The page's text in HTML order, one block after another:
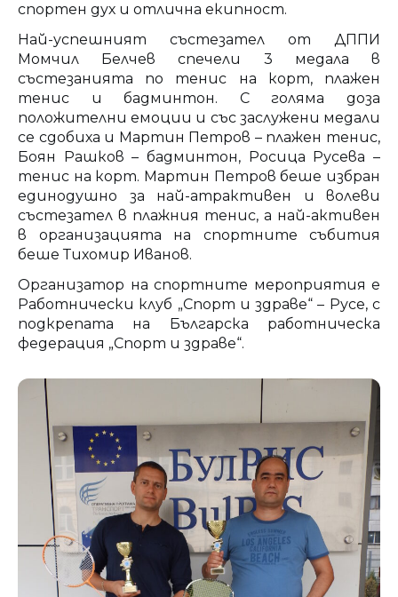
спортен дух и отлична екипност.
Най-успешният състезател от ДППИ
Момчил Белчев спечели 3 медала в
състезанията по тенис на корт, плажен
тенис и бадминтон. С голяма доза
положителни емоции и със заслужени медали
се сдобиха и Мартин Петров – плажен тенис,
Боян Рашков – бадминтон, Росица Русева –
тенис на корт. Мартин Петров беше избран
единодушно за най-атрактивен и волеви
състезател в плажния тенис, а най-активен
в организацията на спортните събития
беше Тихомир Иванов.
Организатор на спортните мероприятия е
Работнически клуб „Спорт и здраве“ – Русе, с
подкрепата на Българска работническа
федерация „Спорт и здраве“.